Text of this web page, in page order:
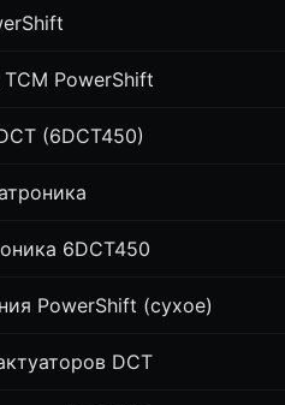
PowerShift
(6DCT450)
6DCT450
PowerShift (сухое)
DCT